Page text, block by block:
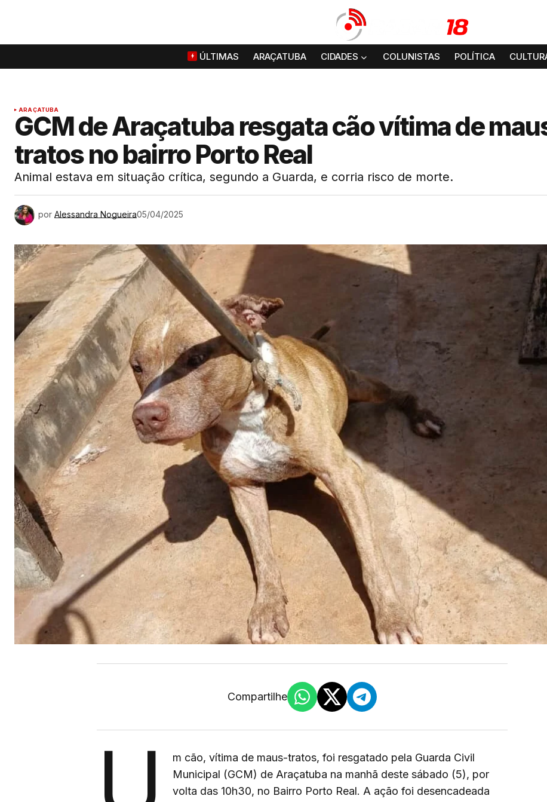
ÚLTIMAS ARAÇATUBA CIDADES COLUNISTAS POLÍTICA
ARAÇATUBA
GCM de Araçatuba resgata cão vítima de
tratos no bairro Porto Real
Animal estava em situação crítica, segundo a Guarda, e corria risco de morte.
por Alessandra Nogueira05/04/2025
Compartilhe
m cão, vítima de maus-tratos, foi resgatado pela Guarda Civil
Municipal (GCM) de Araçatuba na manhã deste sábado (5), por
volta das 10h30, no Bairro Porto Real. A ação foi desencadeada